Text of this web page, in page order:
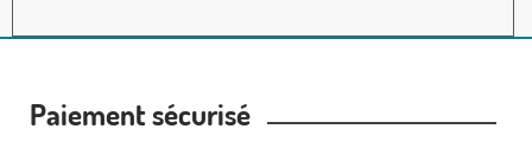
Paiement sécurisé